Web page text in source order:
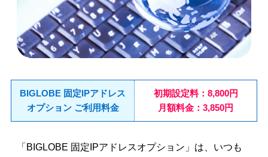
BIGLOBE 固定IPアドレス
オプション ご利用料金
初期設定料：8,800円
月額料金：3,850円
「BIGLOBE 固定IPアドレスオプション」は、いつも